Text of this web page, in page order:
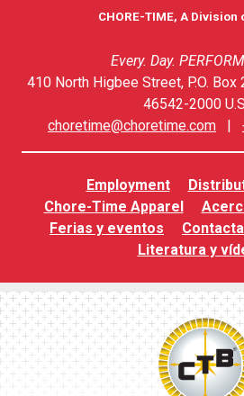
CHORE-TIME, A Division
Every. Day.
410 North Higbee Street, P.O.
46542-2000
choretime@choretime.com |
Employment
Chore-Time Apparel
Ferias y eventos
Literatura y